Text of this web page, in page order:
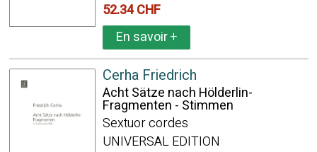
52.34 CHF
En savoir+
Cerha Friedrich
Acht Sätze nach Hölderlin-
Fragmenten - Stimmen
Sextuor cordes
UNIVERSAL EDITION